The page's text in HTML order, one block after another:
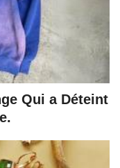
Qui a Déteint